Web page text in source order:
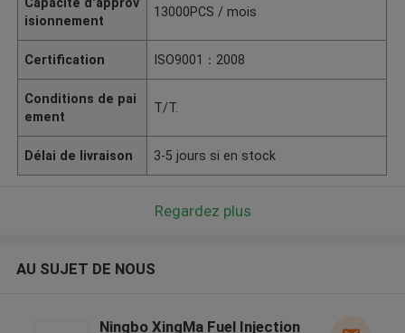
isionnement
13000PCS / mois
Certification ISO9001：2008
Conditions de pai
ement
T/T.
Délai de livraison 3-5 jours si en stock
Regardez plus
AU SUJET DE NOUS
Ningbo XingMa Fuel Injection